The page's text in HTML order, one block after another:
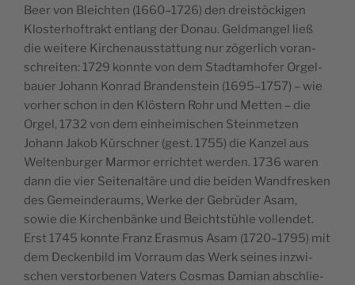
Beer von Bleich­ten (1660–1726) den drei­stö­cki­gen
Klos­ter­hof­trakt ent­lang der Donau. Geld­man­gel ließ
die wei­te­re Kir­chen­aus­stat­tung nur zöger­lich vor­an­
schrei­ten: 1729 konn­te von dem Stadt­am­ho­fer Orgel­
bau­er Johann Kon­rad Bran­den­stein (1695–1757) – wie
vor­her schon in den Klös­tern Rohr und Met­ten – die
Orgel, 1732 von dem ein­hei­mi­schen Stein­met­zen
Johann Jakob Kürsch­ner (gest. 1755) die Kan­zel aus
Wel­ten­bur­ger Mar­mor errich­tet wer­den. 1736 waren
dann die vier Sei­ten­al­tä­re und die bei­den Wand­fres­ken
des Gemein­de­raums, Wer­ke der Gebrü­der Asam,
sowie die Kir­chen­bän­ke und Beicht­stüh­le voll­endet.
Erst 1745 konn­te Franz Eras­mus Asam (1720–1795) mit
dem Decken­bild im Vor­raum das Werk sei­nes inzwi­
schen ver­stor­be­nen Vaters Cos­mas Dami­an abschlie­